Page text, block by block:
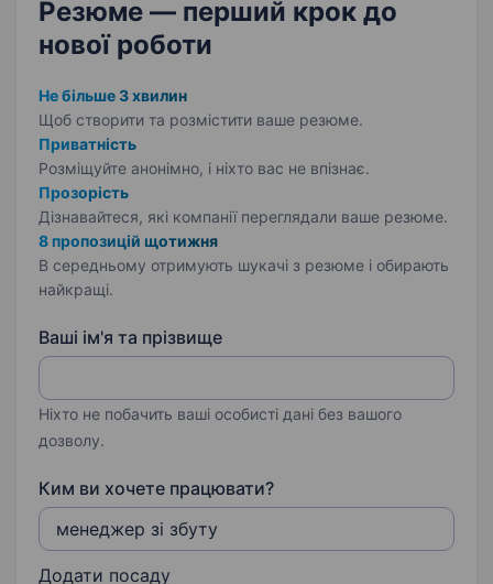
Резюме — перший крок до
нової роботи
Не більше 3 хвилин
Щоб створити та розмістити ваше резюме.
Приватність
Розміщуйте анонімно, і ніхто вас не впізнає.
Прозорість
Дізнавайтеся, які компанії переглядали ваше резюме.
8 пропозицій щотижня
В середньому отримують шукачі з резюме і обирають
найкращі.
Ваші ім'я та прізвище
Ніхто не побачить ваші особисті дані без вашого
дозволу.
Ким ви хочете працювати?
Додати посаду